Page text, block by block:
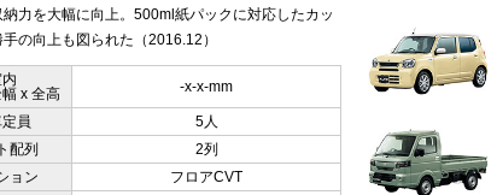
力を大幅に向上。500ml紙パックに対応したカッ
の向上も図られた（2016.12）
x 全高
-x-x-mm
員
5人
配列
2列
ョン
フロアCVT